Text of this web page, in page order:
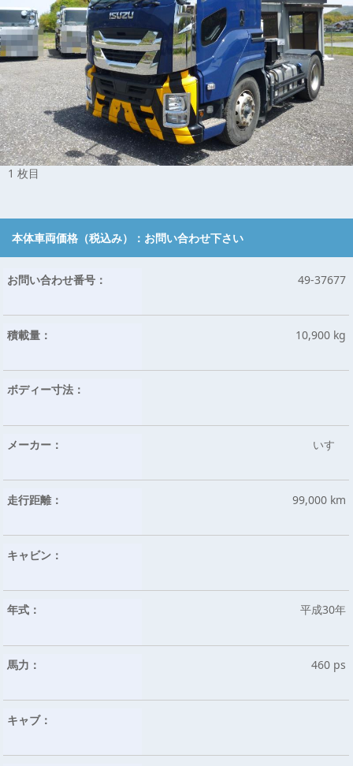
1 枚目
本体車両価格（税込み）： お問い合わせ下さい
お問い合わせ番号： 49-37677
積載量： 10,900 kg
ボディー寸法：
メーカー： いすゞ
走行距離： 99,000 km
キャビン：
年式： 平成30年
馬力： 460 ps
キャブ：